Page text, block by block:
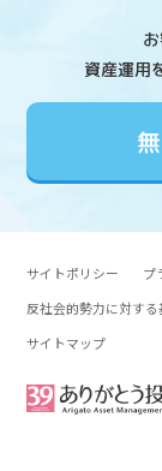
資産運用
サイトポリシー プ
反社会的勢力に対する
サイトマップ